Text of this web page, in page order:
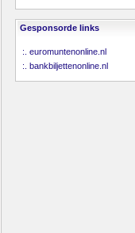
Gesponsorde links
:. euromuntenonline.nl
:. bankbiljettenonline.nl